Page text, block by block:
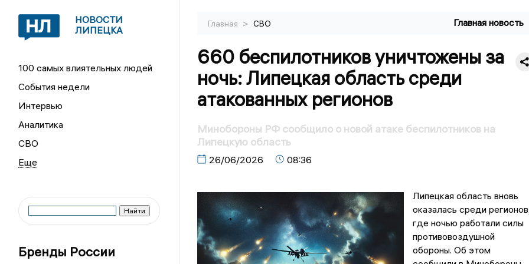
НОВОСТИ
ЛИПЕЦКА
100 самых влиятельных людей
События недели
Интервью
Аналитика
СВО
Бренды России
Главная > СВО Главная новость
660 беспилотников уничтожены за
ночь: Липецкая область среди
атакованных регионов
Минобороны РФ сообщило о новой атаке беспилотников на
Липецкую область
26/06/2026 08:36
Липецкая область вновь
оказалась среди
где ночью работали силы
противовоздушной
обороны. Об этом